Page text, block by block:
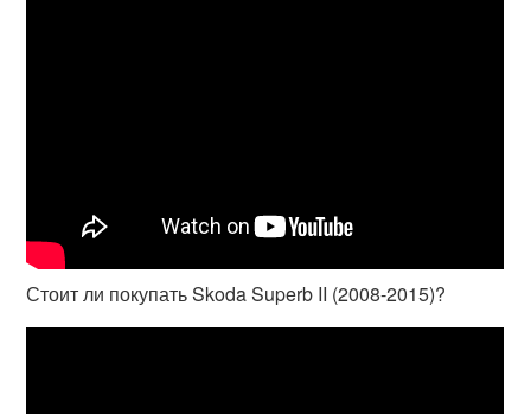
Стоит ли покупать Skoda Superb II (2008-2015)?